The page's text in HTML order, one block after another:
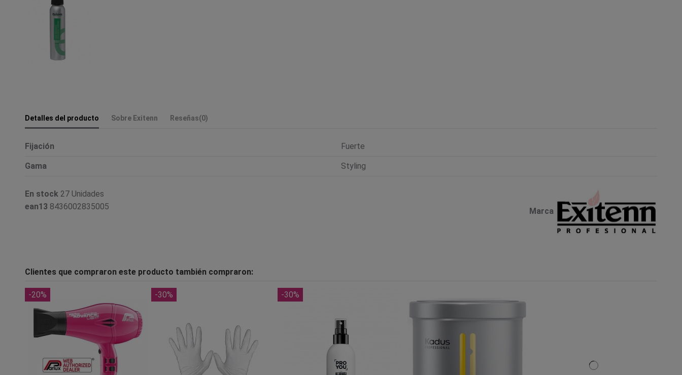
Detalles del producto Sobre Exitenn Reseñas(0)
Fijación Fuerte
Gama Styling
Marca
En stock 27 Unidades
ean13 8436002835005
Clientes que compraron este producto también compraron:
-20% -30% -30%